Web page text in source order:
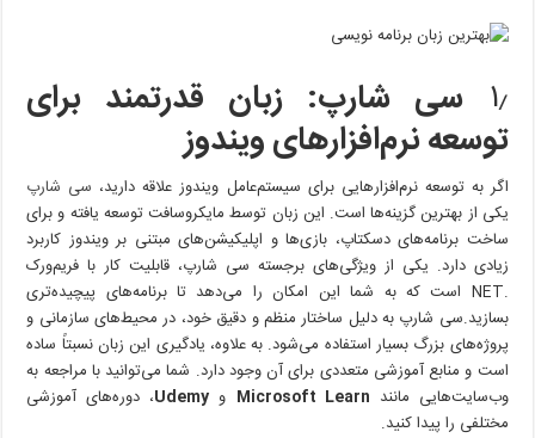
۱٫ سی شارپ: زبان قدرتمند برای
توسعه نرم‌افزارهای ویندوز
اگر به توسعه نرم‌افزارهایی برای سیستم‌عامل ویندوز علاقه دارید، سی شارپ
یکی از بهترین گزینه‌ها است. این زبان توسط مایکروسافت توسعه یافته و برای
ساخت برنامه‌های دسکتاپ، بازی‌ها و اپلیکیشن‌های مبتنی بر ویندوز کاربرد
زیادی دارد. یکی از ویژگی‌های برجسته سی شارپ، قابلیت کار با فریم‌ورک
.NET است که به شما این امکان را می‌دهد تا برنامه‌های پیچیده‌تری
بسازید.سی شارپ به دلیل ساختار منظم و دقیق خود، در محیط‌های سازمانی و
پروژه‌های بزرگ بسیار استفاده می‌شود. به علاوه، یادگیری این زبان نسبتاً ساده
است و منابع آموزشی متعددی برای آن وجود دارد. شما می‌توانید با مراجعه به
وب‌سایت‌هایی مانند Microsoft Learn و Udemy، دوره‌های آموزشی
مختلفی را پیدا کنید.